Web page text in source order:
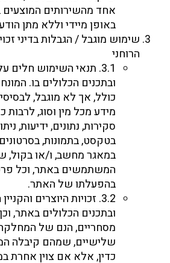
אחד מהשירותים
באופן מיידי וללא מתן
שימוש מוגבל / הגבלות בדיני
הרוחני
3.1. תנאי השימוש
ובתכנים הכלולים בו.
כולל, אך לא מוגבל, לבסיסי
מידע מכל מין וסוג,
סקירות, נתונים, ידיעות,
בטקסט, בתמונות,
במאגר מחשב, ו/או בקול,
המשתמשים באתר, וכל
בהפעלתו של האתר.
3.2. זכויות היוצרים
ובתכנים הכלולים באתר,
מסחריים, הנם של
שלישיים, שמהם קיבלה
כדין, אלא אם צוין אחרת